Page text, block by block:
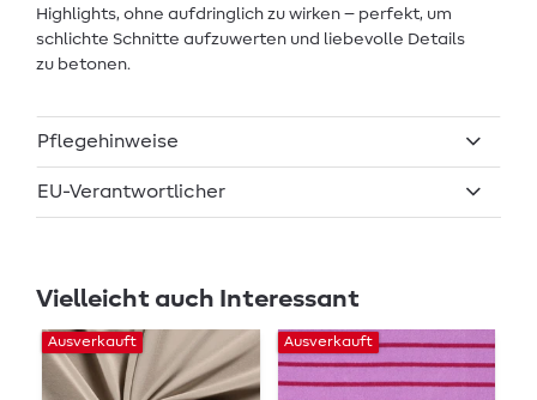
Highlights, ohne aufdringlich zu wirken – perfekt, um
schlichte Schnitte aufzuwerten und liebevolle Details
zu betonen.
Pflegehinweise
EU-Verantwortlicher
Vielleicht auch Interessant
Ausverkauft Ausverkauft